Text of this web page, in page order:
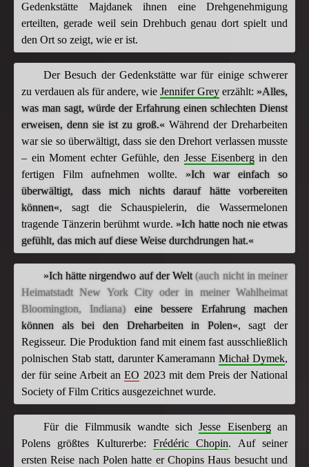
Gedenkstätte Majdanek ihnen eine Drehgenehmigung
erteilten, gerade weil sein Drehbuch genau dort spielt und
den Ort so zeigt, wie er ist.
Der Besuch der Gedenkstätte war für einige schwerer
zu verdauen als für andere, wie Jennifer Grey erzählt: »Alles,
was man sagt, würde der Erfahrung einen schlechten Dienst
erweisen, denn sie ist zu groß.« Während der Dreharbeiten
war sie so überwältigt, dass sie den Drehort verlassen musste
– ein Moment echter Gefühle, den Jesse Eisenbergin den
fertigen Film aufnehmen wollte. »Ich war einfach so
überwältigt, dass mich nichts darauf hätte vorbereiten
können«, sagt die Schauspielerin, die Wassermelonen
tragende Tänzerin berühmt wurde. »Ich hatte noch nie etwas
gefühlt, das mich auf diese Weise durchdrungen hat.«
»Ich hätte nirgendwo auf der Welt(auch nicht in meiner
Heimatstadt New York City oder in meiner Wahlheimat
Bloomington, Indiana) eine bessere Erfahrung machen
können als bei den Dreharbeiten in Polen«, sagt der
Regisseur. Die Produktion fand mit einem fast ausschließlich
polnischen Stab statt, darunter KameramannMichał Dymek,
der für seine Arbeit anEO 2023 mit dem Preis der National
Society of Film Critics ausgezeichnet wurde.
Für die Filmmusik wandte sichJesse Eisenbergan
Polens größtes Kulturerbe: Frédéric Chopin. Auf seiner
ersten Reise nach Polen hatte er Chopins Haus besucht und